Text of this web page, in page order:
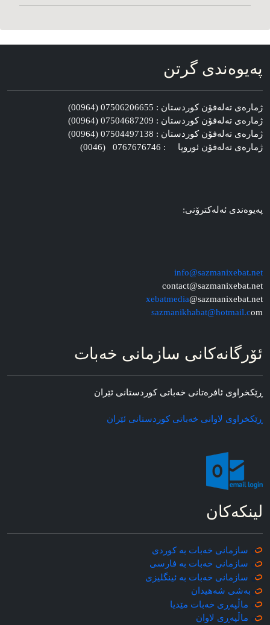
په‌یوه‌ندی گرتن
ژماره‌ی ته‌له‌فۆن کوردستان : 07506206655 (00964)
ژماره‌ی ته‌له‌فۆن کوردستان : 07504687209 (00964)
ژماره‌ی ته‌له‌فۆن کوردستان : 07504497138 (00964)
ژماره‌ی ته‌له‌فۆن ئوروپا : 0767676746 (0046)
په‌یوه‌ندی ئه‌له‌کترۆنی:
info@sazmanixebat.net
contact@sazmanixebat.net
xebatmedia@sazmanixebat.net
sazmanikhabat@hotmail.com
ئۆرگانه‌کانی سازمانی خه‌بات
ڕێکخراوی ئافره‌تانی خه‌باتی کوردستانی ئێران
ڕێکخراوی لاوانی خه‌باتی کوردستانی ئێران
لینکه‌کان
سازمانی خه‌بات به کوردی
سازمانی خه‌بات به فارسی
سازمانی خه‌بات به ئینگلیزی
به‌شی شه‌هیدان
ماڵپه‌ڕی خه‌بات مێدیا
ماڵپه‌ڕی لاوان